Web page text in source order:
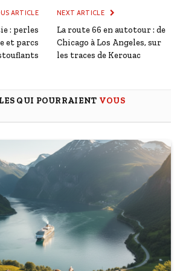
ARTICLE
: perles
et parcs
NEXT ARTICLE
La route 66 en autotour : de
Chicago à Los Angeles, sur
les traces de Kerouac
QUI POURRAIENT VOUS